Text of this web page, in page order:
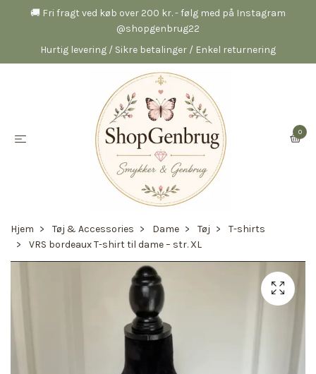
🚚 Fri fragt ved køb over 200 kr. - følg med på Instagram
@shopgenbrug22
Hurtig levering / Sikre betalinger / Enkel returnering
0
Hjem Tøj & Accessories Dame Tøj
T-shirts
VRS bordeaux T-shirt til dame – str. XL